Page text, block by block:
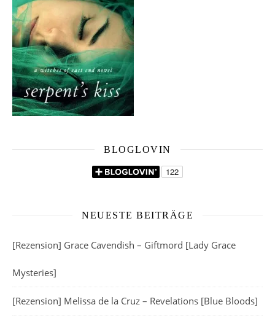
BLOGLOVIN
NEUESTE BEITRÄGE
[Rezension] Grace Cavendish – Giftmord [Lady Grace
Mysteries]
[Rezension] Melissa de la Cruz – Revelations [Blue Bloods]